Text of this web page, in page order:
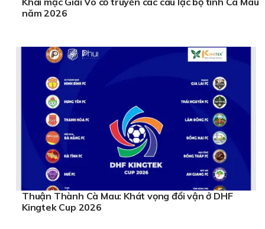
năm 2026
Thuận Thành Cà Mau: Khát vọng đổi vận ở DHF
Kingtek Cup 2026